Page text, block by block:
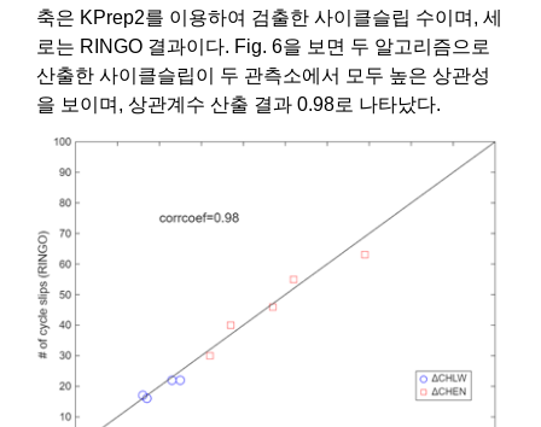
축은 KPrep2를 이용하여 검출한 사이클슬립 수이며, 세
로는 RINGO 결과이다. Fig. 6을 보면 두 알고리즘으로
산출한 사이클슬립이 두 관측소에서 모두 높은 상관성
을 보이며, 상관계수 산출 결과 0.98로 나타났다.